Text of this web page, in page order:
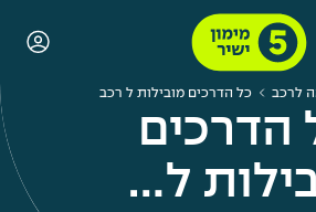
לרכב כל הדרכים מובילות ל רכב
הדרכים
ל...